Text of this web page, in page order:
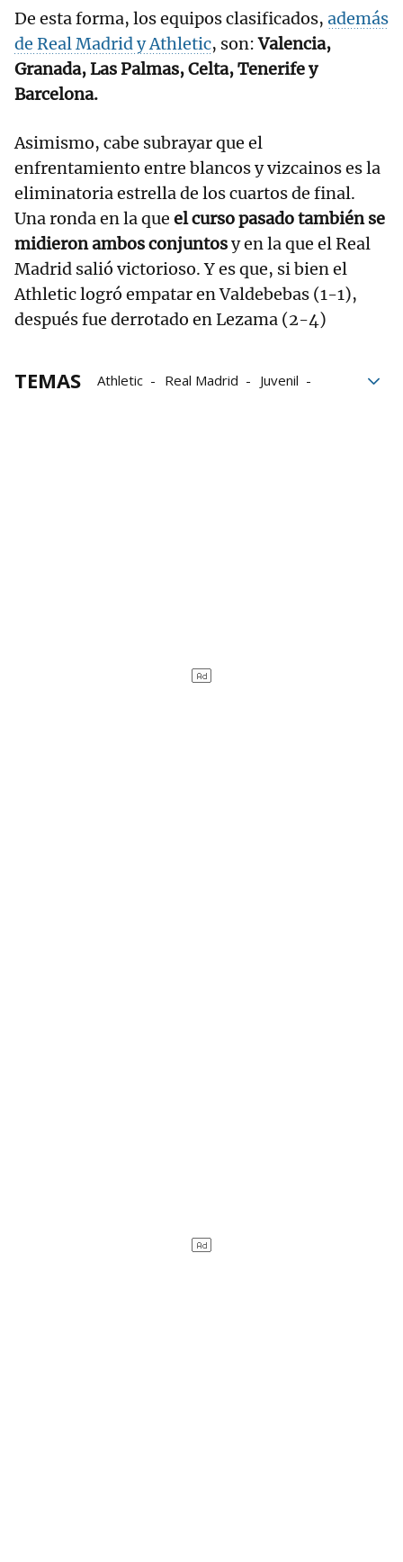
De esta forma, los equipos clasificados, además
de Real Madrid y Athletic, son:Valencia,
Granada, Las Palmas, Celta, Tenerife y
Barcelona.
Asimismo, cabe subrayar que el
enfrentamiento entre blancos y vizcainos es la
eliminatoria estrella de los cuartos de final.
Una ronda en la que el curso pasado también se
midieron ambos conjuntosy en la que el Real
Madrid salió victorioso. Y es que, si bien el
Athletic logró empatar en Valdebebas (1-1),
después fue derrotado en Lezama (2-4)
TEMAS Athletic Real Madrid
Juvenil